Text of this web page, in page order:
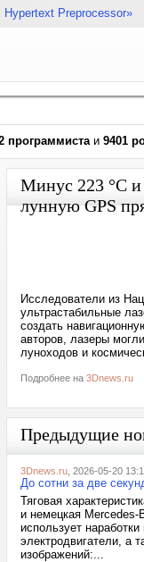
Hypertext Preprocessor»
программистаи 9401
Минус 223 °C и
лунную GPS
Исследователи из
ультрастабильные
создать
авторов, лазеры
луноходов и
Подробнее на 3Dnews.ru
Предыдущие
3Dnews.ru , 2026-05-20
До сотни за две
Тяговая
и немецкая Mercedes-
использует
электродвигатели, а
изображений:...